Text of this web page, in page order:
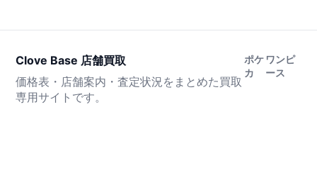
Clove Base 店舗買取
価格表・店舗案内・査定状況をまとめた買取
専用サイトです。
ポケ
カ
ワンピ
ース